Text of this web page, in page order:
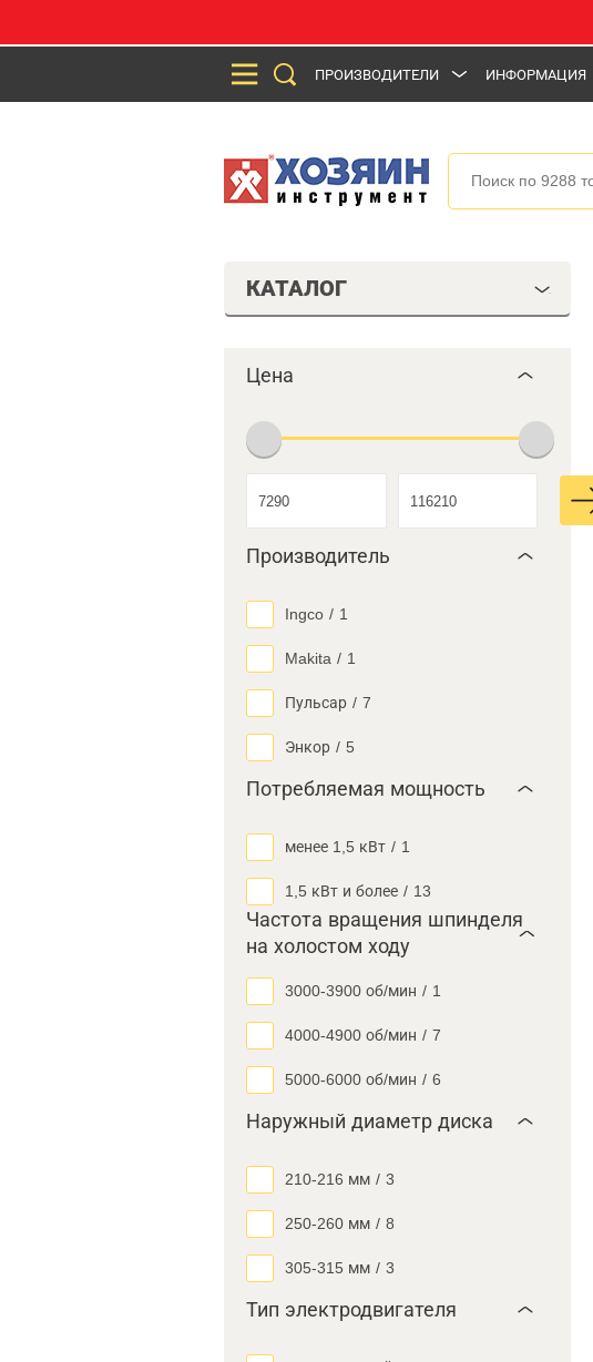
ПРОИЗВОДИТЕЛИ ИНФОРМАЦИЯ
КАТАЛОГ
Цена
Производитель
Ingco / 1
Makita / 1
Пульсар / 7
Энкор / 5
Потребляемая мощность
менее 1,5 кВт / 1
1,5 кВт и более / 13
Частота вращения шпинделя
на холостом ходу
3000-3900 об/мин / 1
4000-4900 об/мин / 7
5000-6000 об/мин / 6
Наружный диаметр диска
210-216 мм / 3
250-260 мм / 8
305-315 мм / 3
Тип электродвигателя